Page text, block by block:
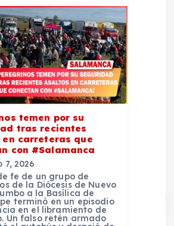
temen por su
tras recientes
carreteras que
con #Salamanca
7, 2026
fe de un grupo de
de la Diócesis de Nuevo
a la Basílica de
terminó en un episodio
en el libramiento de
Un falso retén armado